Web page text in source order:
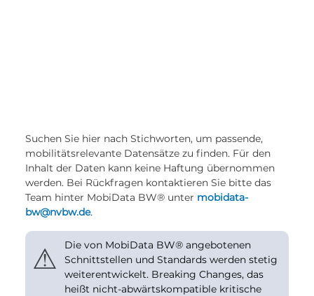
Suchen Sie hier nach Stichworten, um passende,
mobilitätsrelevante Datensätze zu finden. Für den
Inhalt der Daten kann keine Haftung übernommen
werden. Bei Rückfragen kontaktieren Sie bitte das
Team hinter MobiData BW® unter mobidata-
bw@nvbw.de.
⚠
Die von MobiData BW® angebotenen
Schnittstellen und Standards werden stetig
weiterentwickelt. Breaking Changes, das
heißt nicht-abwärtskompatible kritische